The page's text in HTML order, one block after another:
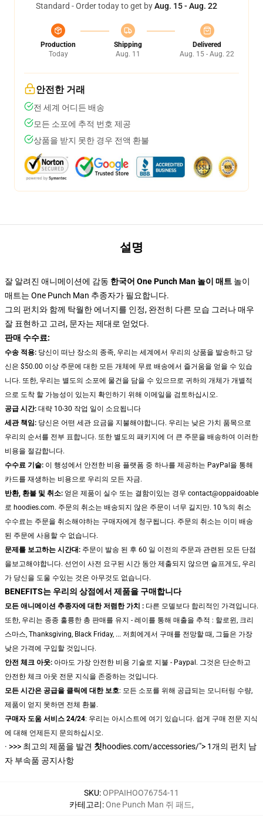
Standard - Order today to get byAug. 15 - Aug. 22
Production
Today
Shipping
Aug. 11
Delivered
Aug. 15 - Aug. 22
안전한 거래
전 세계 어디든 배송
모든 소포에 추적 번호 제공
상품을 받지 못한 경우 전액 환불
설명
잘 알려진 애니메이션에 감동 한국어 One Punch Man 놀이 매트 놀이
매트는 One Punch Man 추종자가 필요합니다.
그의 펀치와 함께 탁월한 에너지를 인정, 완전히 다른 모습 그러나 매우
잘 표현하고 고려, 문자는 제대로 얻었다.
판매 수수료:
수송 적용: 당신이 떠난 장소의 종족, 우리는 세계에서 우리의 상품을 발송하고 당
신은 $50.00 이상 주문에 대한 모든 개체에 무료 배송에서 즐거움을 얻을 수 있습
니다. 또한, 우리는 별도의 소포에 물건을 담을 수 있으므로 귀하의 개체가 개별적
으로 도착 할 가능성이 있는지 확인하기 위해 이메일을 검토하십시오.
공급 시간: 대략 10-30 작업 일이 소요됩니다
세관 책임: 당신은 어떤 세관 요금을 지불해야합니다. 우리는 낮은 가치 품목으로
우리의 순서를 전부 표합니다. 또한 별도의 패키지에 더 큰 주문을 배송하여 이러한
비용을 절감합니다.
수수료 기술: 이 행성에서 안전한 비용 플랫폼 중 하나를 제공하는 PayPal을 통해
카드를 재생하는 비용으로 우리의 모든 자금.
반환, 환불 및 취소: 얻은 제품이 실수 또는 결함이있는 경우 contact@oppaidoable
로 hoodies.com. 주문의 취소는 배송되지 않은 주문이 너무 길지만. 10 %의 취소
수수료는 주문을 취소해야하는 구매자에게 청구됩니다. 주문의 취소는 이미 배송
된 주문에 사용할 수 없습니다.
문제를 보고하는 시간대: 주문이 발송 된 후 60 일 이전의 주문과 관련된 모든 단점
을보고해야합니다. 선언이 사전 요구된 시간 동안 제출되지 않으면 슬프게도, 우리
가 당신을 도울 수있는 것은 아무것도 없습니다.
BENEFITS는 우리의 상점에서 제품을 구매합니다
모든 애니메이션 추종자에 대한 저렴한 가치 : 다른 모델보다 합리적인 가격입니다.
또한, 우리는 종종 훌륭한 총 판매를 유지 - 레이를 통해 매출을 추적 : 할로윈, 크리
스마스, Thanksgiving, Black Friday, ... 저희에게서 구매를 전망할 때, 그들은 가장
낮은 가격에 구입할 것입니다.
안전 체크 아웃: 아마도 가장 안전한 비용 기술로 지불 - Paypal. 그것은 단순하고
안전한 체크 아웃 전문 지식을 존중하는 것입니다.
모든 시간은 공급을 클릭에 대한 보호: 모든 소포를 위해 공급되는 모니터링 수량,
제품이 얻지 못하면 전체 환불.
구매자 도움 서비스 24/24: 우리는 아시스트에 여기 있습니다. 쉽게 구매 전문 지식
에 대해 언제든지 문의하십시오.
· >>> 최고의 제품을 발견 칫hoodies.com/accessories/"> 1개의 펀치 남
자 부속품 공지사항
SKU:OPPAIHOO76754-11
카테고리:One Punch Man 쥐 패드,